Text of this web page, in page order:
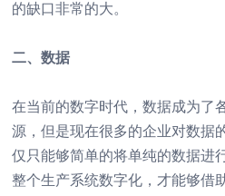
的缺口非常的大。
二、数据
在当前的数字时代，数据成为了
源，但是现在很多的企业对数据
仅只能够简单的将单纯的数据进
整个生产系统数字化，才能够借